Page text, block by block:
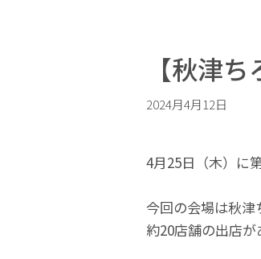
【秋津
2024月4月12日
4月25日（木）に
今回の会場は秋津
約20店舗の出店が